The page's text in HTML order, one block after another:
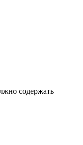
содержать